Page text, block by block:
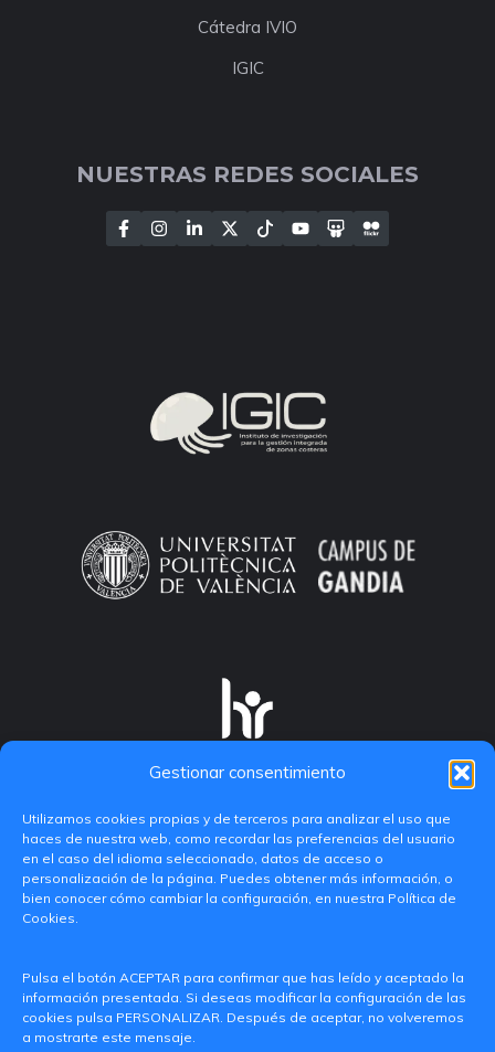
Gestionar consentimiento
Utilizamos cookies propias y de terceros para analizar el uso que
haces de nuestra web, como recordar las preferencias del usuario
en el caso del idioma seleccionado, datos de acceso o
personalización de la página. Puedes obtener más información, o
bien conocer cómo cambiar la configuración, en nuestra Política de
Cookies.
Pulsa el botón ACEPTAR para confirmar que has leído y aceptado la
información presentada. Si deseas modificar la configuración de las
cookies pulsa PERSONALIZAR. Después de aceptar, no volveremos
a mostrarte este mensaje.
Cátedra IVIO
IGIC
NUESTRAS REDES SOCIALES
(València)